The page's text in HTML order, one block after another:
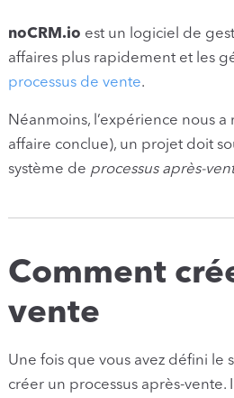
noCRM.io est un logiciel de
affaires plus rapidement et les
processus de vente.
Néanmoins, l’expérience nous
affaire conclue), un projet doit
système de processus après-
Comment
vente
Une fois que vous avez défini le
créer un processus après-